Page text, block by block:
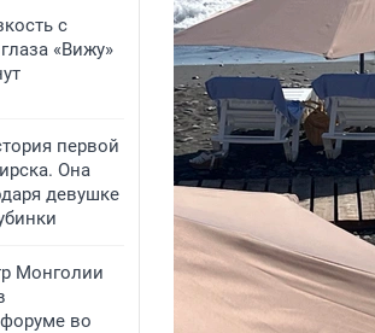
с
«Вижу»
первой
Она
девушке
Монголии
во